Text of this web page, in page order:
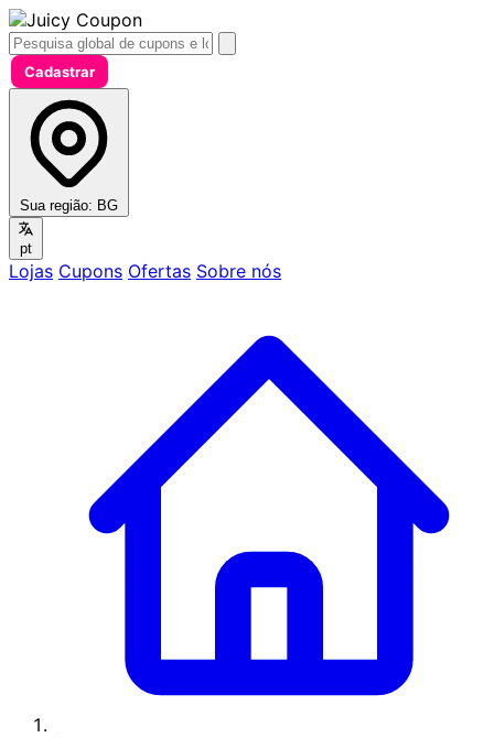
Cadastrar
Sua região: BG
pt
Lojas Cupons Ofertas Sobre nós